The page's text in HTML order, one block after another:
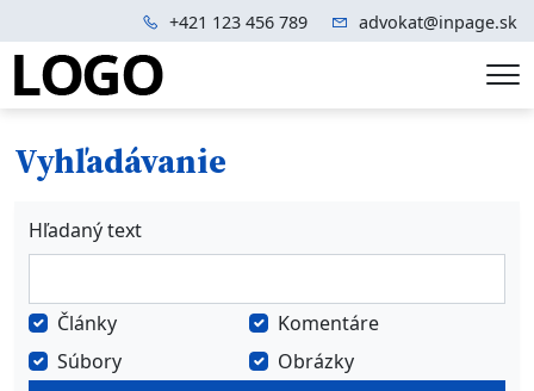
+421 123 456 789 advokat@inpage.sk
Vyhľadávanie
Hľadaný text
Články
Komentáre
Súbory
Obrázky